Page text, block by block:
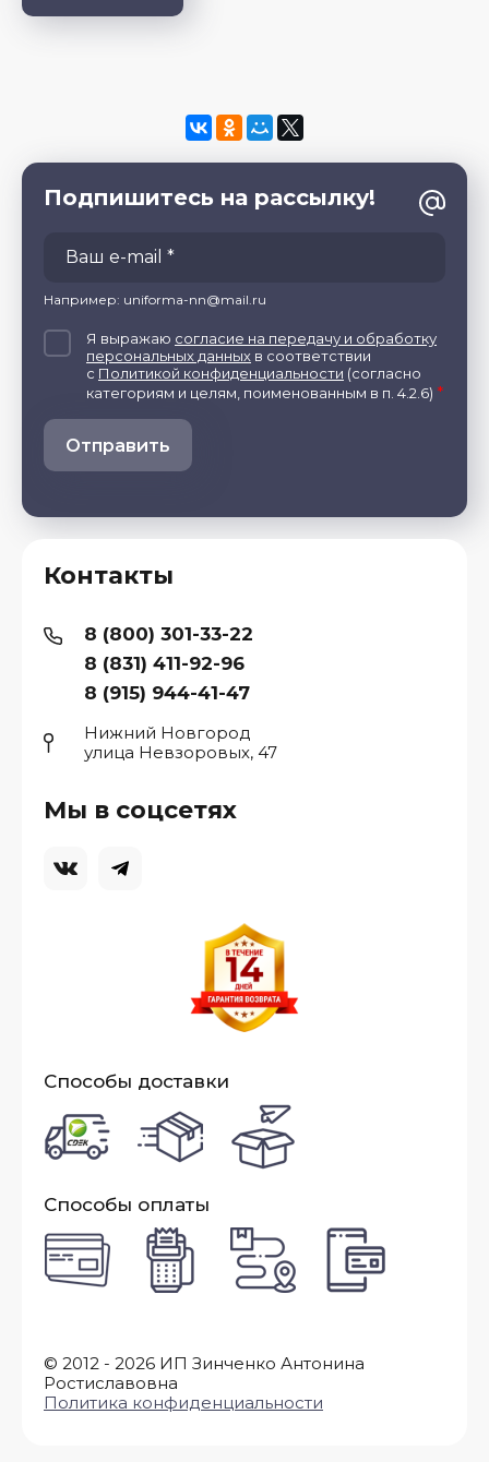
© 2012 - 2026 ИП Зинченко Антонина
Ростиславовна
Политика конфиденциальности
Контакты
8 (800) 301-33-22
8 (831) 411-92-96
8 (915) 944-41-47
Нижний Новгород
улица Невзоровых, 47
Мы в соцсетях
Способы доставки
Способы оплаты
Подпишитесь на рассылку!
Например: uniforma-nn@mail.ru
Я выражаю согласие на передачу и обработку
персональных данных в соответствии
с Политикой конфиденциальности (согласно
категориям и целям, поименованным в п. 4.2.6) *
Отправить